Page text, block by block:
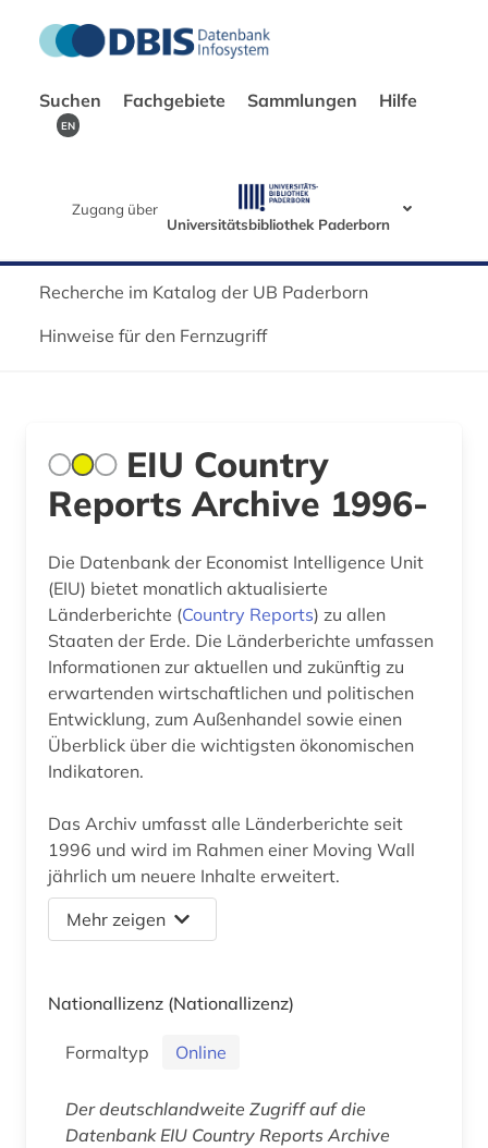
Suchen Fachgebiete Sammlungen Hilfe
EN
Zugang über
Universitätsbibliothek Paderborn
Recherche im Katalog der UB Paderborn
Hinweise für den Fernzugriff
EIU Country
Reports Archive 1996-
Die Datenbank der Economist Intelligence Unit
(EIU) bietet monatlich aktualisierte
Länderberichte (Country Reports) zu allen
Staaten der Erde. Die Länderberichte umfassen
Informationen zur aktuellen und zukünftig zu
erwartenden wirtschaftlichen und politischen
Entwicklung, zum Außenhandel sowie einen
Überblick über die wichtigsten ökonomischen
Indikatoren.
Das Archiv umfasst alle Länderberichte seit
1996 und wird im Rahmen einer Moving Wall
jährlich um neuere Inhalte erweitert.
Mehr zeigen
Nationallizenz (Nationallizenz)
Formaltyp Online
Der deutschlandweite Zugriff auf die
Datenbank EIU Country Reports Archive